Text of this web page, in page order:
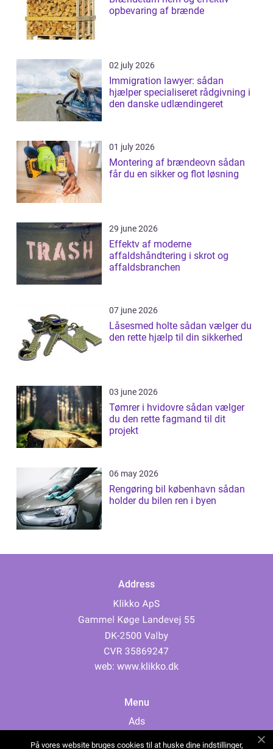
opbevaring af brænde
02 july 2026
Immigration lawyer: sådan
hjælper specialiseret rådgivning i
den danske udlændingeret
01 july 2026
Montering af brændeovn sådan
får du en sikker og flot løsning
29 june 2026
Effektv af moderne
affaldshåndtering i skrot og
affaldsbranchen
07 june 2026
Låsesmed holte sådan vælger du
den rette hjælp til din sikkerhed
03 june 2026
Tømrer i hvidovre sådan vælger
du den rette fagmand til dit
projekt
06 may 2026
Rengøring bil københavn sådan
holder du bilen ren i byen
Address
web: www.klikko.dk
Menu
Ads
På vores website bruges cookies til at huske dine indstillinger,